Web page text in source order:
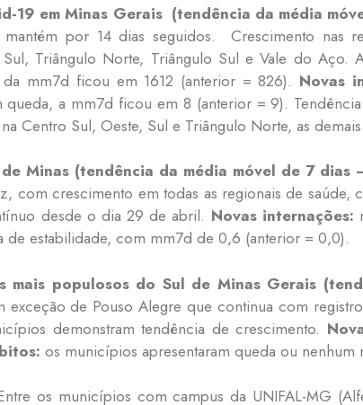
19 em Minas Gerais (tendência da média
por 14 dias seguidos. Crescimento nas
Triângulo Norte, Triângulo Sul e Vale do Aço.
mm7d ficou em 1612 (anterior = 826). Novas
queda, a mm7d ficou em 8 (anterior = 9).
Centro Sul, Oeste, Sul e Triângulo Norte, as
Minas (tendência da média móvel de 7
com crescimento em todas as regionais de
desde o dia 29 de abril. Novas internações:
de estabilidade, com mm7d de 0,6 (anterior = 0,0).
mais populosos do Sul de Minas Gerais
exceção de Pouso Alegre que continua com
demonstram tendência de crescimento.
os municípios apresentaram queda ou nenhum
os municípios com campus da UNIFAL-MG